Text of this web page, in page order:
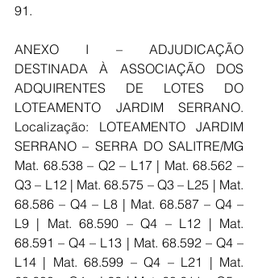
91.
ANEXO I – ADJUDICAÇÃO
DESTINADA À ASSOCIAÇÃO DOS
ADQUIRENTES DE LOTES DO
LOTEAMENTO JARDIM SERRANO.
Localização: LOTEAMENTO JARDIM
SERRANO – SERRA DO SALITRE/MG
Mat. 68.538 – Q2 – L17 | Mat. 68.562 –
Q3 – L12 | Mat. 68.575 – Q3 – L25 | Mat.
68.586 – Q4 – L8 | Mat. 68.587 – Q4 –
L9 | Mat. 68.590 – Q4 – L12 | Mat.
68.591 – Q4 – L13 | Mat. 68.592 – Q4 –
L14 | Mat. 68.599 – Q4 – L21 | Mat.